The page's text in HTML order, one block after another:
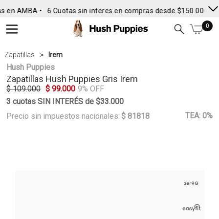
en AMBA • 6 Cuotas sin interes en compras desde $150.000 •
0
Zapatillas Irem
Hush Puppies
Zapatillas Hush Puppies Gris Irem
$ 109.000 $ 99.000 9% OFF
3 cuotas SIN INTERÉS de $33.000
Precio sin impuestos nacionales: $ 81818 TEA: 0%